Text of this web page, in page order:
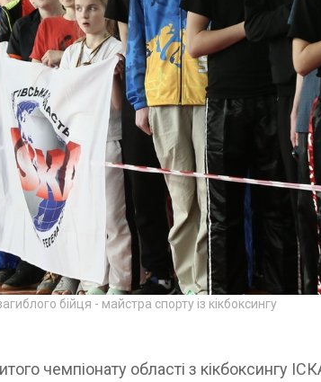
бійця - майстра спорту із кікбоксингу
чемпіонату області з кікбоксингу